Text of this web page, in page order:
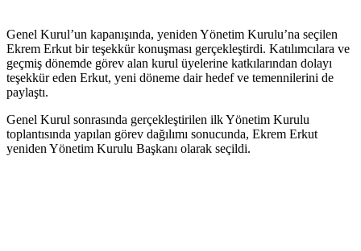
Genel Kurul’un kapanışında, yeniden Yönetim Kurulu’na seçilen
Ekrem Erkut bir teşekkür konuşması gerçekleştirdi. Katılımcılara ve
geçmiş dönemde görev alan kurul üyelerine katkılarından dolayı
teşekkür eden Erkut, yeni döneme dair hedef ve temennilerini de
paylaştı.
Genel Kurul sonrasında gerçekleştirilen ilk Yönetim Kurulu
toplantısında yapılan görev dağılımı sonucunda, Ekrem Erkut
yeniden Yönetim Kurulu Başkanı olarak seçildi.